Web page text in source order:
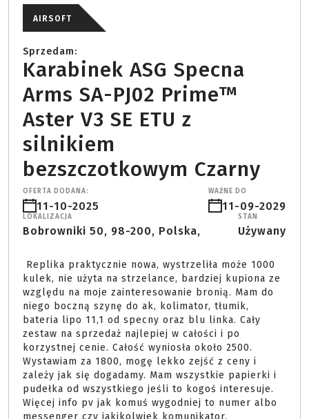
AIRSOFT
Sprzedam:
Karabinek ASG Specna
Arms SA-PJ02 Prime™
Aster V3 SE ETU z
silnikiem
bezszczotkowym Czarny
OFERTA DODANA:
11-10-2025
WAŻNE DO
11-09-2029
LOKALIZACJA
Bobrowniki 50, 98-200, Polska,
STAN
Używany
kulek, nie użyta na strzelance, bardziej kupiona ze
względu na moje zainteresowanie bronią. Mam do
niego boczną szynę do ak, kolimator, tłumik,
bateria lipo 11,1 od specny oraz blu linka. Cały
zestaw na sprzedaż najlepiej w całości i po
korzystnej cenie. Całość wyniosła około 2500.
Wystawiam za 1800, mogę lekko zejść z ceny i
zależy jak się dogadamy. Mam wszystkie papierki i
pudełka od wszystkiego jeśli to kogoś interesuje.
Więcej info pv jak komuś wygodniej to numer albo